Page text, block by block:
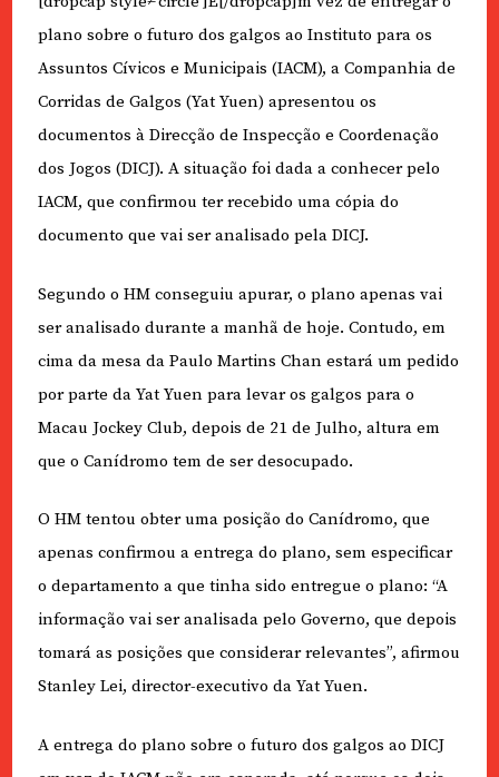
plano sobre o futuro dos galgos ao Instituto para os
Assuntos Cívicos e Municipais (IACM), a Companhia de
Corridas de Galgos (Yat Yuen) apresentou os
documentos à Direcção de Inspecção e Coordenação
dos Jogos (DICJ). A situação foi dada a conhecer pelo
IACM, que confirmou ter recebido uma cópia do
documento que vai ser analisado pela DICJ.
Segundo o HM conseguiu apurar, o plano apenas vai
ser analisado durante a manhã de hoje. Contudo, em
cima da mesa da Paulo Martins Chan estará um pedido
por parte da Yat Yuen para levar os galgos para o
Macau Jockey Club, depois de 21 de Julho, altura em
que o Canídromo tem de ser desocupado.
O HM tentou obter uma posição do Canídromo, que
apenas confirmou a entrega do plano, sem especificar
o departamento a que tinha sido entregue o plano: “A
informação vai ser analisada pelo Governo, que depois
tomará as posições que considerar relevantes”, afirmou
Stanley Lei, director-executivo da Yat Yuen.
A entrega do plano sobre o futuro dos galgos ao DICJ